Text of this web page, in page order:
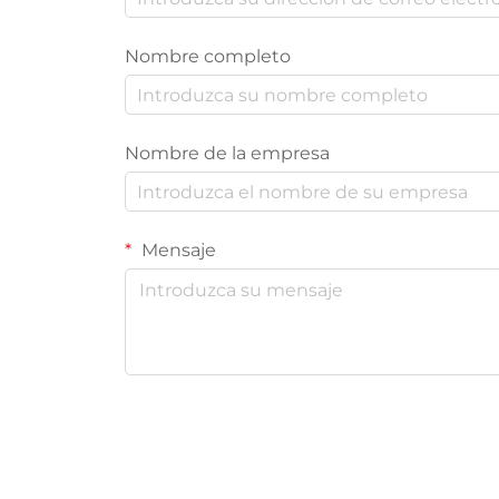
Nombre completo
Nombre de la empresa
Mensaje